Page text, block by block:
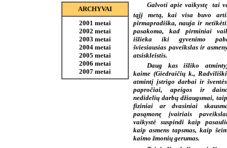
ARCHYVAI
2001 metai
2002 metai
2003 metai
2004 metai
2005 metai
2006 metai
2007 metai
Galvoti apie vaikystę  tai
tąjį metą, kai visa buvo
pirmapradiška, nauja ir
pasakoma, kad pirminiai
išlieka iki gyvenimo
šviesiausias paveikslas ir
atsiskleistis.
Daug kas išliko
kaime (Giedraičių k.,
atmintį įstrigo darbai ir
papročiai, apeigos ir
nedidelių darbų džiaugsmai,
fiziniai ar dvasiniai
pasąmonę įvairiais
vaikystė suspindi kaip
kaip asmens tapsmas, kaip
kaimo žmonių gerumas.